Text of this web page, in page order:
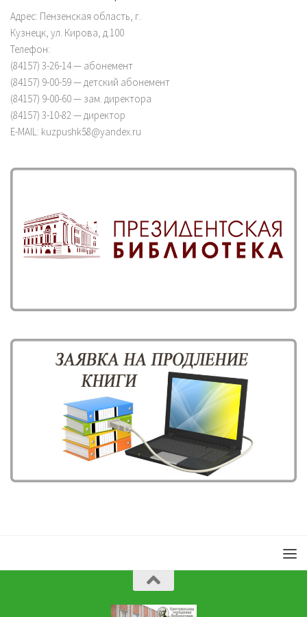
Адрес: Пензенская область, г.
Кузнецк, ул. Кирова, д.100
Телефон:
(84157) 3-26-14 — абонемент
(84157) 9-00-59 — детский абонемент
(84157) 9-00-60 — зам. директора
(84157) 3-10-82 — директор
E-MAIL: kuzpushk58@yandex.ru